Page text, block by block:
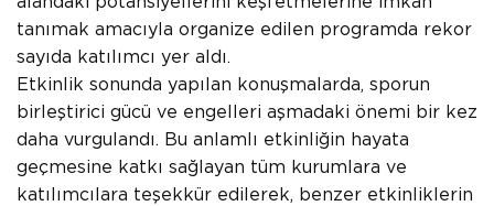
tanımak amacıyla organize edilen programda rekor
sayıda katılımcı yer aldı.
Etkinlik sonunda yapılan konuşmalarda, sporun
birleştirici gücü ve engelleri aşmadaki önemi bir kez
daha vurgulandı. Bu anlamlı etkinliğin hayata
geçmesine katkı sağlayan tüm kurumlara ve
katılımcılara teşekkür edilerek, benzer etkinliklerin